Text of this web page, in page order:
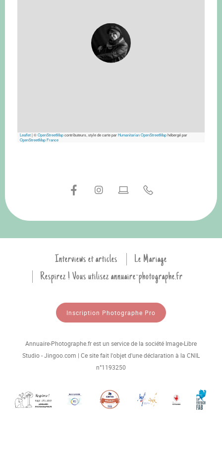
Leaflet|©OpenStreetMapcontributeurs, style de carte parHumanitarian OpenStreetMaphébergé par
OpenStreetMap France
Interviews et articles
Le Mariage
Respirez ! Vous utilisez annuaire-photographe.fr
Inscription Photographe Pro
Annuaire-Photographe.fr est un service de la société Image-Libre
Studio - Jingoo.com | Ce site fait l'objet d'une déclaration à la CNIL
n°1193250